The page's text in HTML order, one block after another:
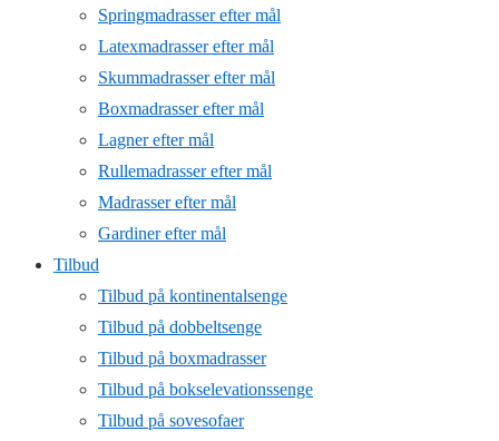
Springmadrasser efter mål
Latexmadrasser efter mål
Skummadrasser efter mål
Boxmadrasser efter mål
Lagner efter mål
Rullemadrasser efter mål
Madrasser efter mål
Gardiner efter mål
Tilbud
Tilbud på kontinentalsenge
Tilbud på dobbeltsenge
Tilbud på boxmadrasser
Tilbud på bokselevationssenge
Tilbud på sovesofaer